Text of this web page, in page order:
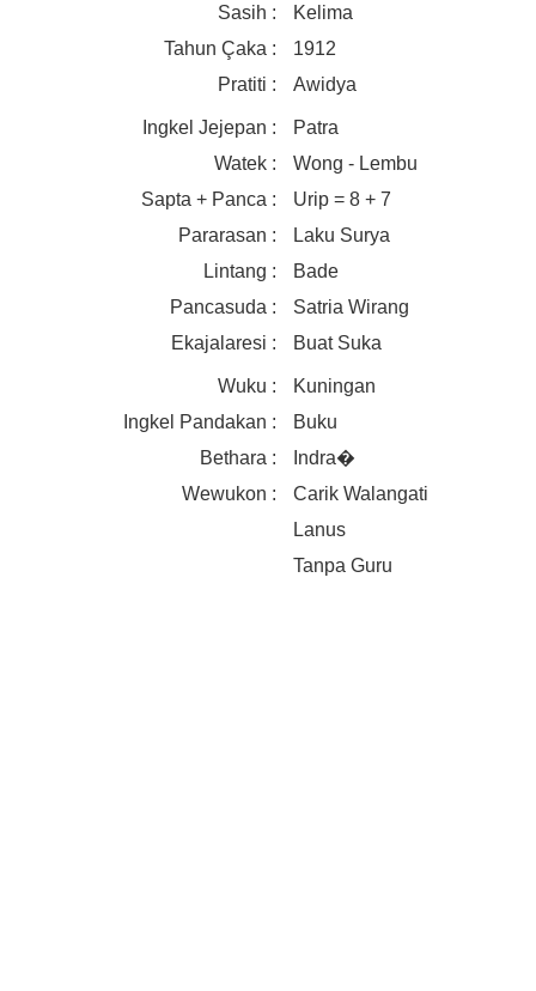
Sasih :
Kelima
Tahun Çaka :
1912
Pratiti :
Awidya
Ingkel Jejepan :
Patra
Watek :
Wong - Lembu
Sapta + Panca :
Urip = 8 + 7
Pararasan :
Laku Surya
Lintang :
Bade
Pancasuda :
Satria Wirang
Ekajalaresi :
Buat Suka
Wuku :
Kuningan
Ingkel Pandakan :
Buku
Bethara :
Indra�
Wewukon :
Carik Walangati
Lanus
Tanpa Guru